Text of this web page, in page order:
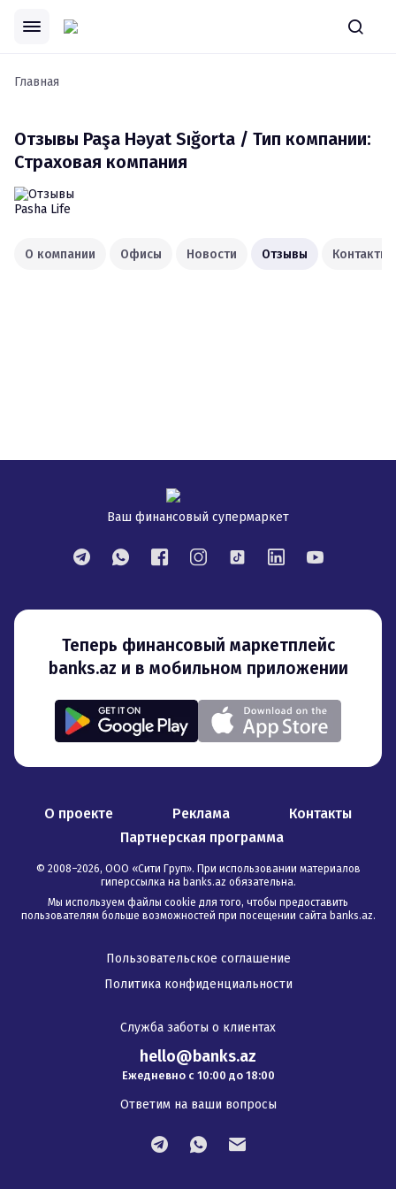
Главная
Отзывы Paşa Həyat Sığorta / Тип компании:
Страховая компания
О компании Офисы Новости Отзывы Контакты
Ваш финансовый супермаркет
Теперь финансовый маркетплейс
banks.az и в мобильном приложении
О проекте Реклама
Контакты
Партнерская программа
© 2008–2026, ООО «Сити Груп». При использовании материалов
гиперссылка на banks.az обязательна.
Мы используем файлы cookie для того, чтобы предоставить
пользователям больше возможностей при посещении сайта banks.az.
Пользовательское соглашение
Политика конфиденциальности
Служба заботы о клиентах
hello@banks.az
Ежедневно с 10:00 до 18:00
Ответим на ваши вопросы